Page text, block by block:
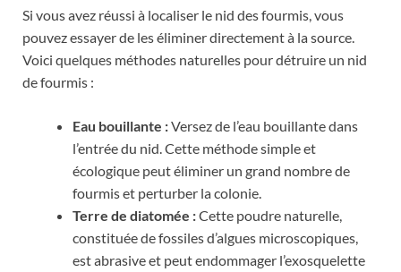
Si vous avez réussi à localiser le nid des fourmis, vous
pouvez essayer de les éliminer directement à la source.
Voici quelques méthodes naturelles pour détruire un nid
de fourmis :
Eau bouillante :Versez de l’eau bouillante dans
l’entrée du nid. Cette méthode simple et
écologique peut éliminer un grand nombre de
fourmis et perturber la colonie.
Terre de diatomée :Cette poudre naturelle,
constituée de fossiles d’algues microscopiques,
est abrasive et peut endommager l’exosquelette